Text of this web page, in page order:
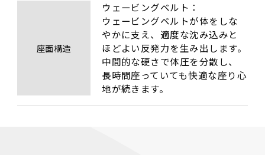
座面構造
ウェービングベルト：
ウェービングベルトが体をしな
やかに支え、適度な沈み込みと
ほどよい反発力を生み出します。
中間的な硬さで体圧を分散し、
長時間座っていても快適な座り心
地が続きます。